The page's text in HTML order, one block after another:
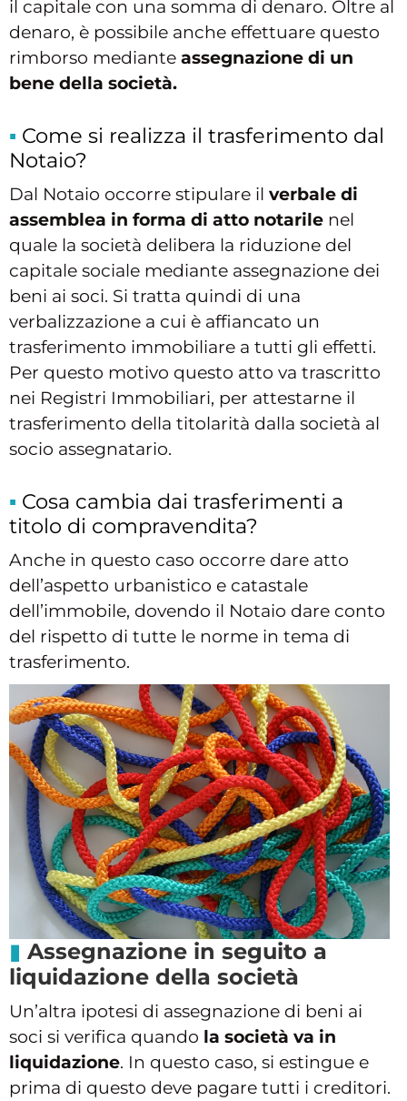
il capitale con una somma di denaro. Oltre al
denaro, è possibile anche effettuare questo
rimborso mediante assegnazione di un
bene della società.
Come si realizza il trasferimento dal
Notaio?
Dal Notaio occorre stipulare il verbale di
assemblea in forma di atto notarile nel
quale la società delibera la riduzione del
capitale sociale mediante assegnazione dei
beni ai soci. Si tratta quindi di una
verbalizzazione a cui è affiancato un
trasferimento immobiliare a tutti gli effetti.
Per questo motivo questo atto va trascritto
nei Registri Immobiliari, per attestarne il
trasferimento della titolarità dalla società al
socio assegnatario.
Cosa cambia dai trasferimenti a
titolo di compravendita?
Anche in questo caso occorre dare atto
dell’aspetto urbanistico e catastale
dell’immobile, dovendo il Notaio dare conto
del rispetto di tutte le norme in tema di
trasferimento.
Assegnazione in seguito a
liquidazione della società
Un’altra ipotesi di assegnazione di beni ai
soci si verifica quando la società va in
liquidazione. In questo caso, si estingue e
prima di questo deve pagare tutti i creditori.